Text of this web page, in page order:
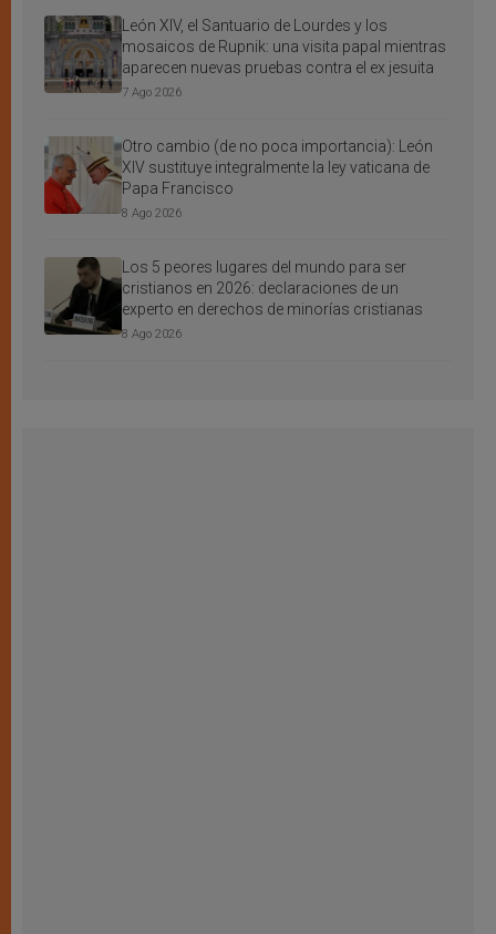
León XIV, el Santuario de Lourdes y los
mosaicos de Rupnik: una visita papal mientras
aparecen nuevas pruebas contra el ex jesuita
7 Ago 2026
Otro cambio (de no poca importancia): León
XIV sustituye integralmente la ley vaticana de
Papa Francisco
8 Ago 2026
Los 5 peores lugares del mundo para ser
cristianos en 2026: declaraciones de un
experto en derechos de minorías cristianas
8 Ago 2026